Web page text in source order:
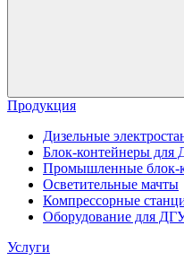
Продукция
Дизельные
Блок-контейнеры для
Промышленные блок-
Осветительные мачты
Компрессорные
Оборудование для
Услуги